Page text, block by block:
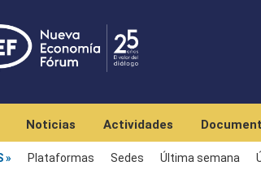
Noticias Actividades
Plataformas Sedes Última semana